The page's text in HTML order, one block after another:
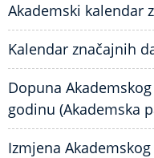
Akademski kalendar
Kalendar značajnih
Dopuna
godinu (Akademska
Izmjena